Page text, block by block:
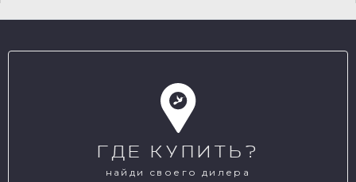
ГДЕ КУПИТЬ?
найди своего дилера